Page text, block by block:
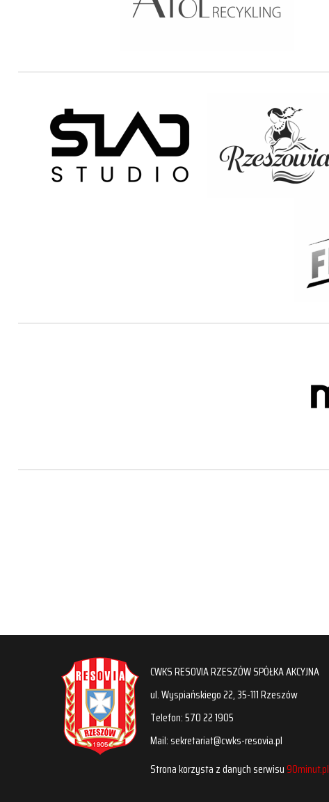
CWKS RESOVIA RZESZÓW SPÓŁKA AKCYJNA
ul. Wyspiańskiego 22, 35-111 Rzeszów
Telefon: 570 22 1905
Mail: sekretariat@cwks-resovia.pl
Strona korzysta z danych serwisu90minut.pl